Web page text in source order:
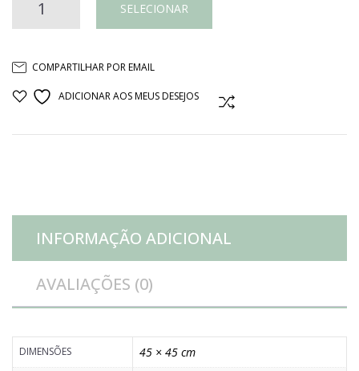
Almofada
floral
SELECIONAR
COMPARTILHAR POR EMAIL
ADICIONAR AOS MEUS DESEJOS
INFORMAÇÃO ADICIONAL
AVALIAÇÕES (0)
DIMENSÕES 45 × 45 cm